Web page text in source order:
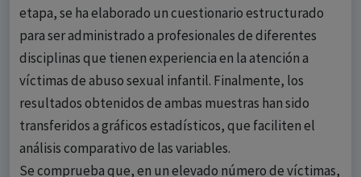
etapa, se ha elaborado un cuestionario estructurado
para ser administrado a profesionales de diferentes
disciplinas que tienen experiencia en la atención a
víctimas de abuso sexual infantil. Finalmente, los
resultados obtenidos de ambas muestras han sido
transferidos a gráficos estadísticos, que faciliten el
análisis comparativo de las variables.
Se comprueba que, en un elevado número de víctimas,